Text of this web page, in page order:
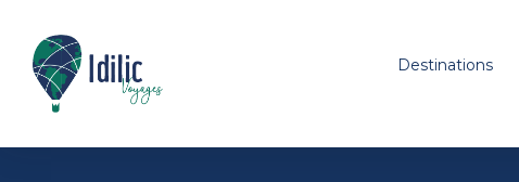
Destinations